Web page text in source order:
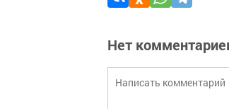
Нет